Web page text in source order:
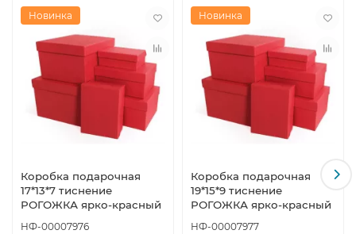
Новинка
Коробка подарочная
17*13*7 тиснение
РОГОЖКА ярко-красный
НФ-00007976
Новинка
Коробка подарочная
19*15*9 тиснение
РОГОЖКА ярко-красный
НФ-00007977